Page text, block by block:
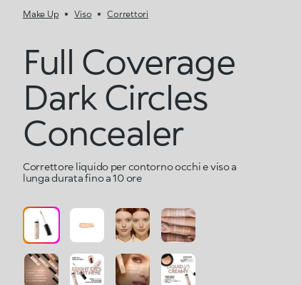
Make Up Viso Correttori
Full Coverage
Dark Circles
Concealer
Correttore liquido per contorno occhi e viso a
lunga durata fino a 10 ore